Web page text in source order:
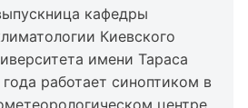
кафедры
Киевского
имени Тараса
работает синоптиком в